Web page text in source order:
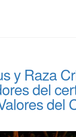
y Raza
del
del